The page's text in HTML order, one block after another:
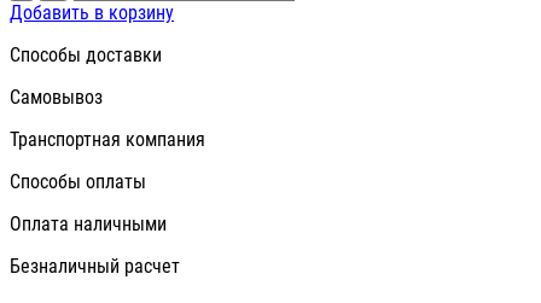
Добавить в корзину
Способы доставки
Самовывоз
Транспортная компания
Способы оплаты
Оплата наличными
Безналичный расчет